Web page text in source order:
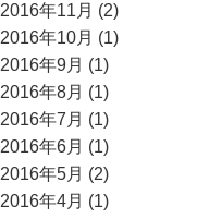
2016年11月 (2)
2016年10月 (1)
2016年9月 (1)
2016年8月 (1)
2016年7月 (1)
2016年6月 (1)
2016年5月 (2)
2016年4月 (1)